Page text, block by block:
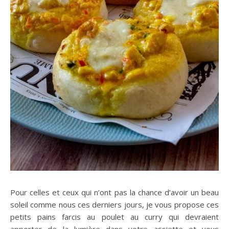
Pour celles et ceux qui n’ont pas la chance d’avoir un beau
soleil comme nous ces derniers jours, je vous propose ces
petits pains farcis au poulet au curry qui devraient